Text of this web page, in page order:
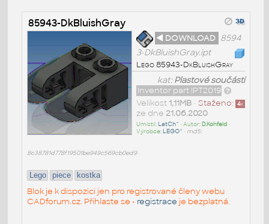
85943-DkBluishGray
◄ DOWNLOAD 8594
3-DkBluishGray.ipt
Lego 85943-DkBluishGray
kat:Plastové součásti
Inventor part IPT2019
Staženo: 4x
Velikost 1,11MB•
ze dne 21.06.2020
Umístil: LatCh^ • Autor: D.Kohfeld•
Výrobce: LEGO^ • md5:
8c38781d778f19501be949c569cb0ed9
Lego piece kostka
Blok je k dispozici jen pro registrované členy webu
CADforum.cz. Přihlaste se - registrace je bezplatná.